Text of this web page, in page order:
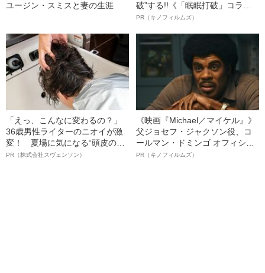
ユージン・スミスと妻の生涯
破”する!!《「眠眠打破」コラ
ボ》
PR（キノフィルムズ）
「えっ、こんなに変わるの？」
36歳男性ライターのニオイが激
変！ 夏場に気になる“頭皮のニ
オイ”や“ベタつき”を解消す
PR（株式会社スヴェンソン）
《映画『Michael／マイケル』》
父ジョセフ・ジャクソン役、コ
ールマン・ドミンゴ オフィシャ
ルインタビュー“観客を魅了した
PR（キノフィルムズ）